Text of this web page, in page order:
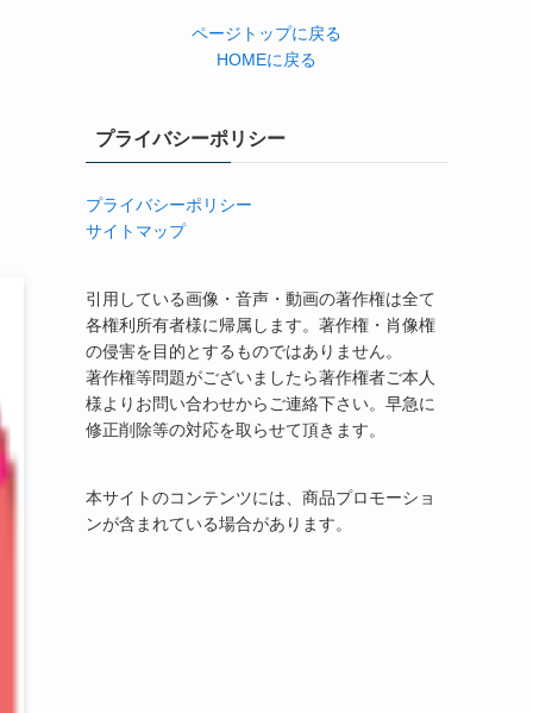
ページトップに戻る
HOMEに戻る
プライバシーポリシー
プライバシーポリシー
サイトマップ
引用している画像・音声・動画の著作権は全て
各権利所有者様に帰属します。著作権・肖像権
の侵害を目的とするものではありません。
著作権等問題がございましたら著作権者ご本人
様よりお問い合わせからご連絡下さい。早急に
修正削除等の対応を取らせて頂きます。
本サイトのコンテンツには、商品プロモーショ
ンが含まれている場合があります。